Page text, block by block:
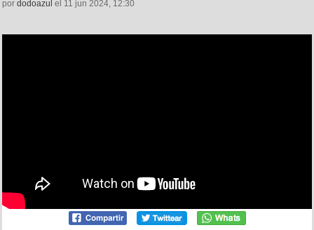
por dodoazul el 11 jun 2024, 12:30